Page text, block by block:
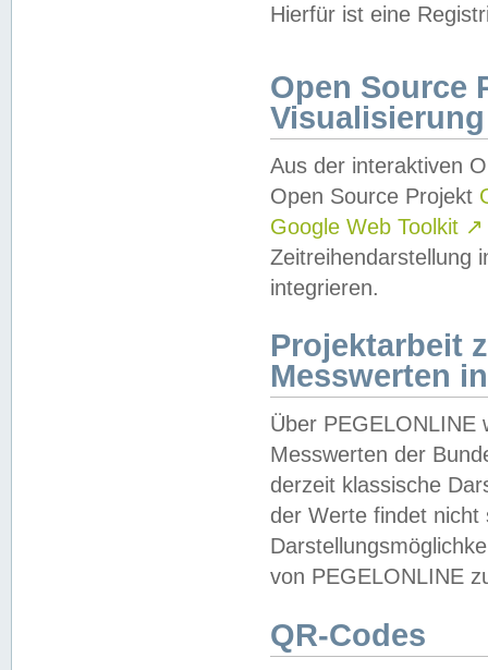
Hierfür ist eine
Open Source
Visualisierung
Aus der interaktiven
Open Source Projekt
Google Web Toolkit ↗
Zeitreihendarstellung
integrieren.
Projektarbeit
Messwerten
Über PEGELONLINE
Messwerten der
derzeit klassische
der Werte findet
von PEGELONLINE
QR-Codes